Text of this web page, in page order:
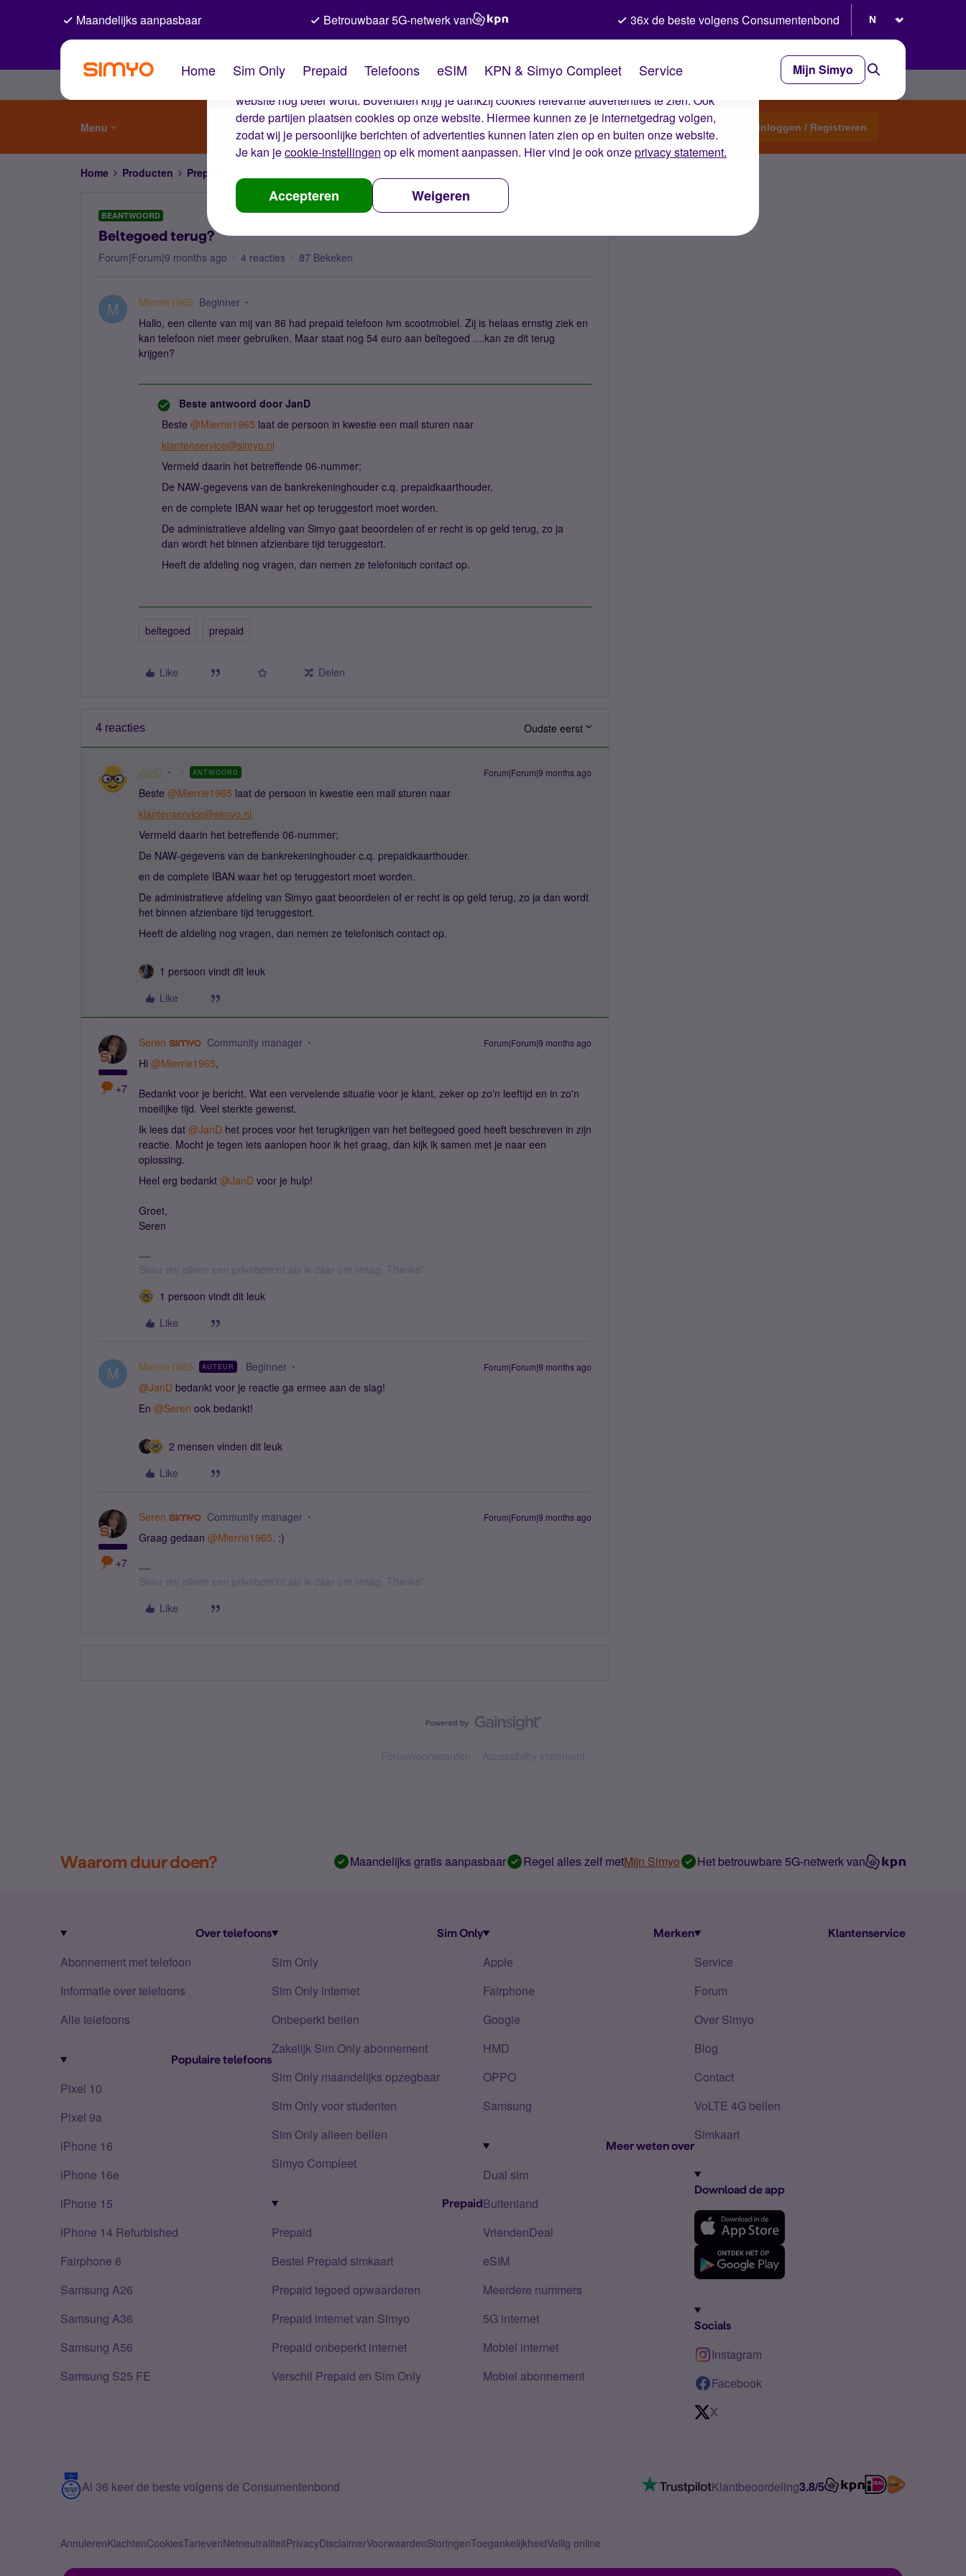
De cookies van Simyo
Wij gebruiken cookies op onze website. Met deze cookies zorgen wij ervoor dat je ervaring op de
website nog beter wordt. Bovendien krijg je dankzij cookies relevante advertenties te zien. Ook
derde partijen plaatsen cookies op onze website. Hiermee kunnen ze je internetgedrag volgen,
zodat wij je persoonlijke berichten of advertenties kunnen laten zien op en buiten onze website.
Je kan jecookie-instellingen op elk moment aanpassen. Hier vind je ook onzeprivacy statement.
Accepteren Weigeren
Maandelijks aanpasbaar Betrouwbaar 5G-netwerk van 36x de beste volgens Consumentenbond
Home Sim Only Prepaid Telefoons eSIM KPN & Simyo Compleet Service Mijn Simyo
Menu Start een topic Inloggen / Registreren
Home Producten Prepaid
BEANTWOORD
Beltegoed terug?
Forum|Forum|9 months ago 4 reacties 87 Bekeken
M Mierrie1965 Beginner
Hallo, een cliente van mij van 86 had prepaid telefoon ivm scootmobiel. Zij is helaas ernstig ziek en
kan telefoon niet meer gebruiken. Maar staat nog 54 euro aan beltegoed ....kan ze dit terug
krijgen?
Beste antwoord door JanD
Beste ​ @Mierrie1965 laat de persoon in kwestie een mail sturen naar
klantenservice@simyo.nl
Vermeld daarin het betreffende 06-nummer;
De NAW-gegevens van de bankrekeninghouder c.q. prepaidkaarthouder.
en de complete IBAN waar het op teruggestort moet worden.
De administratieve afdeling van Simyo gaat beoordelen of er recht is op geld terug, zo ja
dan wordt het binnen afzienbare tijd teruggestort.
Heeft de afdeling nog vragen, dan nemen ze telefonisch contact op.
beltegoed prepaid
Like Delen
4 reacties Oudste eerst
JanD ANTWOORD Forum|Forum|9 months ago
Beste ​ @Mierrie1965 laat de persoon in kwestie een mail sturen naar
klantenservice@simyo.nl
Vermeld daarin het betreffende 06-nummer;
De NAW-gegevens van de bankrekeninghouder c.q. prepaidkaarthouder.
en de complete IBAN waar het op teruggestort moet worden.
De administratieve afdeling van Simyo gaat beoordelen of er recht is op geld terug, zo ja dan wordt
het binnen afzienbare tijd teruggestort.
Heeft de afdeling nog vragen, dan nemen ze telefonisch contact op.
1 persoon vindt dit leuk
Like
+7
Seren Community manager Forum|Forum|9 months ago
Hi ​ @Mierrie1965,
Bedankt voor je bericht. Wat een vervelende situatie voor je klant, zeker op zo'n leeftijd en in zo'n
moeilijke tijd. Veel sterkte gewenst.
Ik lees dat ​ @JanD het proces voor het terugkrijgen van het beltegoed goed heeft beschreven in zijn
reactie. Mocht je tegen iets aanlopen hoor ik het graag, dan kijk ik samen met je naar een
oplossing.
Heel erg bedankt ​ @JanD voor je hulp!
Groet,
Seren
Stuur mij alleen een privébericht als ik daar om vraag. Thanks!
1 persoon vindt dit leuk
Like
M Mierrie1965 AUTEUR Beginner Forum|Forum|9 months ago
@JanD bedankt voor je reactie ga ermee aan de slag!
En ​ @Seren ook bedankt!
2 mensen vinden dit leuk
Like
+7
Seren Community manager Forum|Forum|9 months ago
Graag gedaan ​ @Mierrie1965. :)
Stuur mij alleen een privébericht als ik daar om vraag. Thanks!
Like
Forumvoorwaarden Accessibility statement
Waarom duur doen? Maandelijks gratis aanpasbaar Regel alles zelf metMijn Simyo Het betrouwbare 5G-netwerk van
Over telefoons
Abonnement met telefoon
Informatie over telefoons
Alle telefoons
Populaire telefoons
Pixel 10
Pixel 9a
iPhone 16
iPhone 16e
iPhone 15
iPhone 14 Refurbished
Fairphone 6
Samsung A26
Samsung A36
Samsung A56
Samsung S25 FE
Sim Only
Sim Only
Sim Only internet
Onbeperkt bellen
Zakelijk Sim Only abonnement
Sim Only maandelijks opzegbaar
Sim Only voor studenten
Sim Only alleen bellen
Simyo Compleet
Prepaid
Prepaid
Bestel Prepaid simkaart
Prepaid tegoed opwaarderen
Prepaid internet van Simyo
Prepaid onbeperkt internet
Verschil Prepaid en Sim Only
Merken
Apple
Fairphone
Google
HMD
OPPO
Samsung
Meer weten over
Dual sim
Buitenland
VriendenDeal
eSIM
Meerdere nummers
5G internet
Mobiel internet
Mobiel abonnement
Klantenservice
Service
Forum
Over Simyo
Blog
Contact
VoLTE 4G bellen
Simkaart
Download de app
Socials
Instagram
Facebook
X
Al 36 keer de beste volgens de Consumentenbond Klantbeoordeling3.8/5
AnnulerenKlachtenCookiesTarievenNetneutraliteitPrivacyDisclaimerVoorwaardenStoringenToegankelijkheidVeilig online